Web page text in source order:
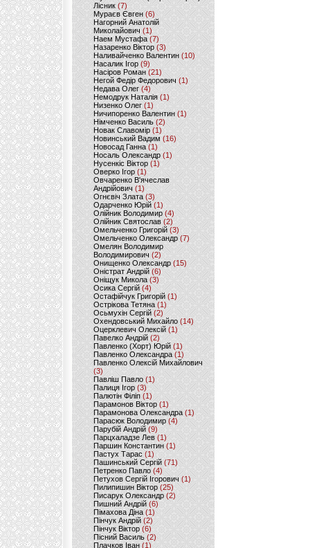
Лісник (7)
Мураєв Євген(6)
Нагорний Анатолій
Миколайович (1)
Наем Мустафа (7)
Назаренко Віктор (3)
Наливайченко Валентин (10)
Насалик Ігор(9)
Насіров Роман (21)
Негой Федір Федорович(1)
Недава Олег(4)
Немодрук Наталія(1)
Низенко Олег (1)
Ничипоренко Валентин (1)
Німченко Василь (2)
Новак Славомір (1)
Новинський Вадим (16)
Новосад Ганна (1)
Носаль Олександр (1)
Нусенкіс Віктор (1)
Оверко Ігор (1)
Овчаренко В'ячеслав
Андрійович(1)
Огнєвіч Злата (3)
Одарченко Юрій(1)
Олійник Володимир (4)
Олійник Святослав (2)
Омельченко Григорій (3)
Омельченко Олександр(7)
Омелян Володимир
Володимирович (2)
Онищенко Олександр (15)
Оністрат Андрій (6)
Оніщук Микола (3)
Осика Сергій(4)
Остафійчук Григорій(1)
Острікова Тетяна (1)
Осьмухін Сергій (2)
Охендовський Михайло (14)
Оцерклевич Олексій (1)
Павелко Андрій (2)
Павленко (Хорт) Юрій (1)
Павленко Олександра (1)
Павленко Олексій Михайлович
(3)
Павліш Павло(1)
Палиця Ігор (3)
Палютін Філіп(1)
Парамонов Віктор (1)
Парамонова Олександра(1)
Парасюк Володимир(4)
Парубій Андрій (9)
Парцхаладзе Лев (1)
Паршин Константин(1)
Пастух Тарас (1)
Пашинський Сергій (71)
Петренко Павло (4)
Петухов Сергій Ігорович (1)
Пилипишин Віктор(25)
Писарук Олександр(2)
Пишний Андрій (6)
Пімахова Діна(1)
Пінчук Андрій(2)
Пінчук Віктор (6)
Пісний Василь (2)
Плачков Іван(1)